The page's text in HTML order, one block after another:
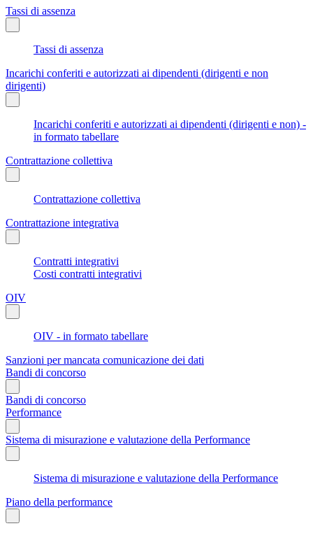
Tassi di assenza
Tassi di assenza
Incarichi conferiti e autorizzati ai dipendenti (dirigenti e non
dirigenti)
Incarichi conferiti e autorizzati ai dipendenti (dirigenti e non) -
in formato tabellare
Contrattazione collettiva
Contrattazione collettiva
Contrattazione integrativa
Contratti integrativi
Costi contratti integrativi
OIV
OIV - in formato tabellare
Sanzioni per mancata comunicazione dei dati
Bandi di concorso
Bandi di concorso
Performance
Sistema di misurazione e valutazione della Performance
Sistema di misurazione e valutazione della Performance
Piano della performance